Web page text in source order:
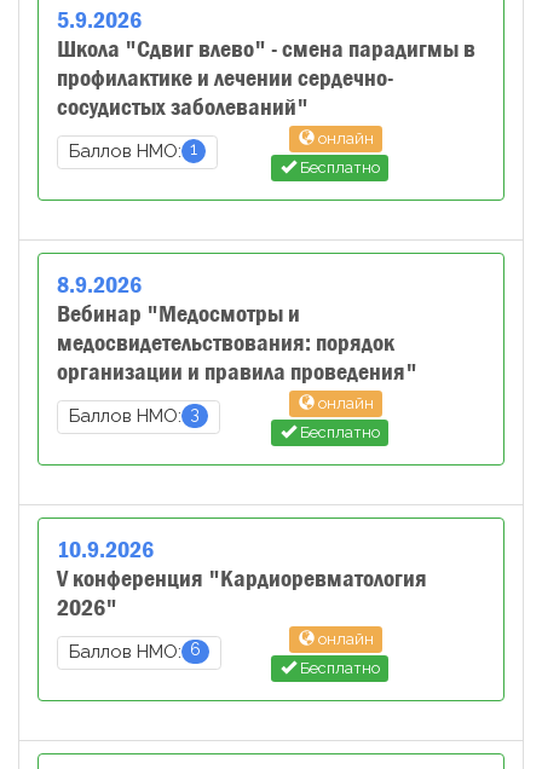
5.9.2026
Школа "Сдвиг влево" - смена парадигмы в
профилактике и лечении сердечно-
сосудистых заболеваний"
Баллов НМО: 1
онлайн
Бесплатно
8.9.2026
Вебинар "Медосмотры и
медосвидетельствования: порядок
организации и правила проведения"
Баллов НМО: 3
онлайн
Бесплатно
10.9.2026
V конференция "Кардиоревматология
2026"
Баллов НМО: 6
онлайн
Бесплатно